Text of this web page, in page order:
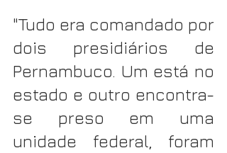
"Tudo era comandado por
dois presidiários de
Pernambuco. Um está no
estado e outro encontra-
se preso em uma
unidade federal, foram